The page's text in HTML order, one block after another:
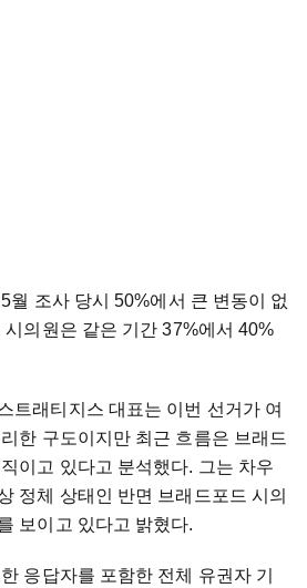
월 조사 당시 50%에서 큰 변동이 없
의원은 같은 기간 37%에서 40%
트래티지스 대표는 이번 선거가 여
한 구도이지만 최근 흐름은 브래드
이고 있다고 분석했다. 그는 차우
정체 상태인 반면 브래드포드 시의
보이고 있다고 밝혔다.
응답자를 포함한 전체 유권자 기